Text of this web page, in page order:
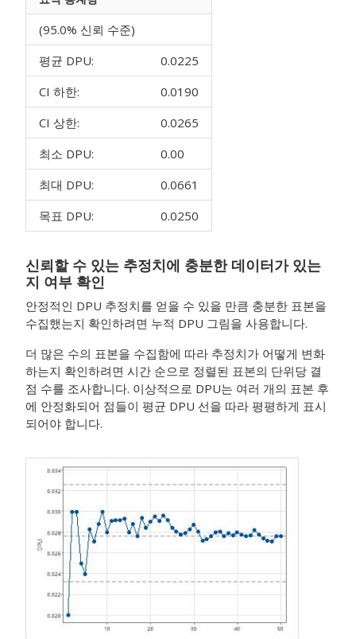
(95.0% 신뢰 수준)
평균 DPU:
0.0225
CI 하한:
0.0190
CI 상한:
0.0265
최소 DPU:
0.00
최대 DPU:
0.0661
목표 DPU:
0.0250
신뢰할 수 있는 추정치에 충분한 데이터가 있는
지 여부 확인
안정적인 DPU 추정치를 얻을 수 있을 만큼 충분한 표본을
수집했는지 확인하려면 누적 DPU 그림을 사용합니다.
더 많은 수의 표본을 수집함에 따라 추정치가 어떻게 변화
하는지 확인하려면 시간 순으로 정렬된 표본의 단위당 결
점 수를 조사합니다. 이상적으로 DPU는 여러 개의 표본 후
에 안정화되어 점들이 평균 DPU 선을 따라 평평하게 표시
되어야 합니다.